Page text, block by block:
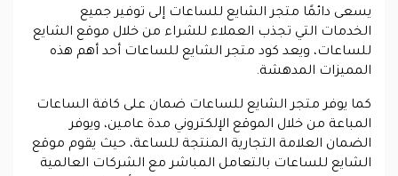
يسعى دائمًا متجر الشايع للساعات إلى توفير جميع
الخدمات التي تجذب العملاء للشراء من خلال موقع الشايع
للساعات، ويعد كود متجر الشايع للساعات أحد أهم هذه
المميزات المدهشة.
كما يوفر متجر الشايع للساعات ضمان على كافة الساعات
المباعة من خلال الموقع الإلكتروني مدة عامين، ويوفر
الضمان العلامة التجارية المنتجة للساعة، حيث يقوم موقع
الشايع للساعات بالتعامل المباشر مع الشركات العالمية